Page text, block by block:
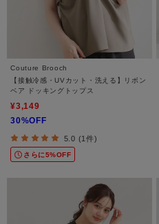
Couture Brooch
【接触冷感・UVカット・洗える】リボン
ベア ドッキングトップス
¥3,149
30%OFF
5.0 (1件)
さらに5%OFF